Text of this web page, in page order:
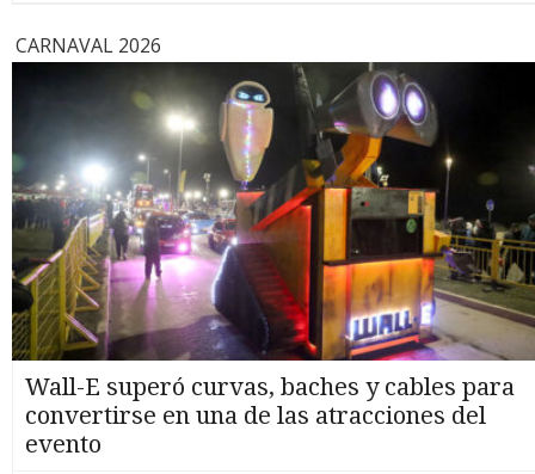
CARNAVAL 2026
Wall-E superó curvas, baches y cables para
convertirse en una de las atracciones del
evento